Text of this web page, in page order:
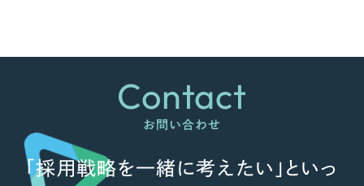
Contact
お問い合わせ
「採用戦略を一緒に考えたい」といっ